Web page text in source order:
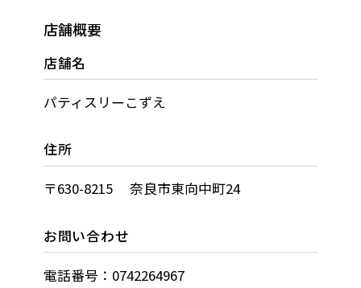
店舗概要
店舗名
パティスリーこずえ
住所
〒630-8215 奈良市東向中町24
お問い合わせ
電話番号：0742264967